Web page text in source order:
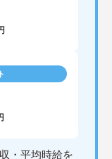
・平均時給を